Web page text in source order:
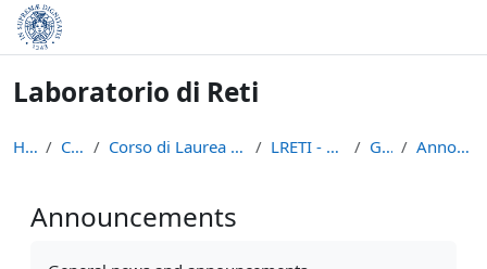
Skip to main content
Laboratorio di Reti
Home Courses Corso di Laurea in Informatica (L-31) LRETI - A.A. 2023/24 General Announcements
Announcements